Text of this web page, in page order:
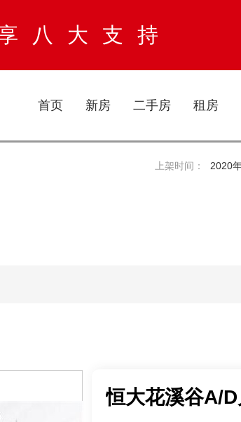
八大支持
首页 新房 二手房 租房
上架时间： 2020
恒大花溪谷A/